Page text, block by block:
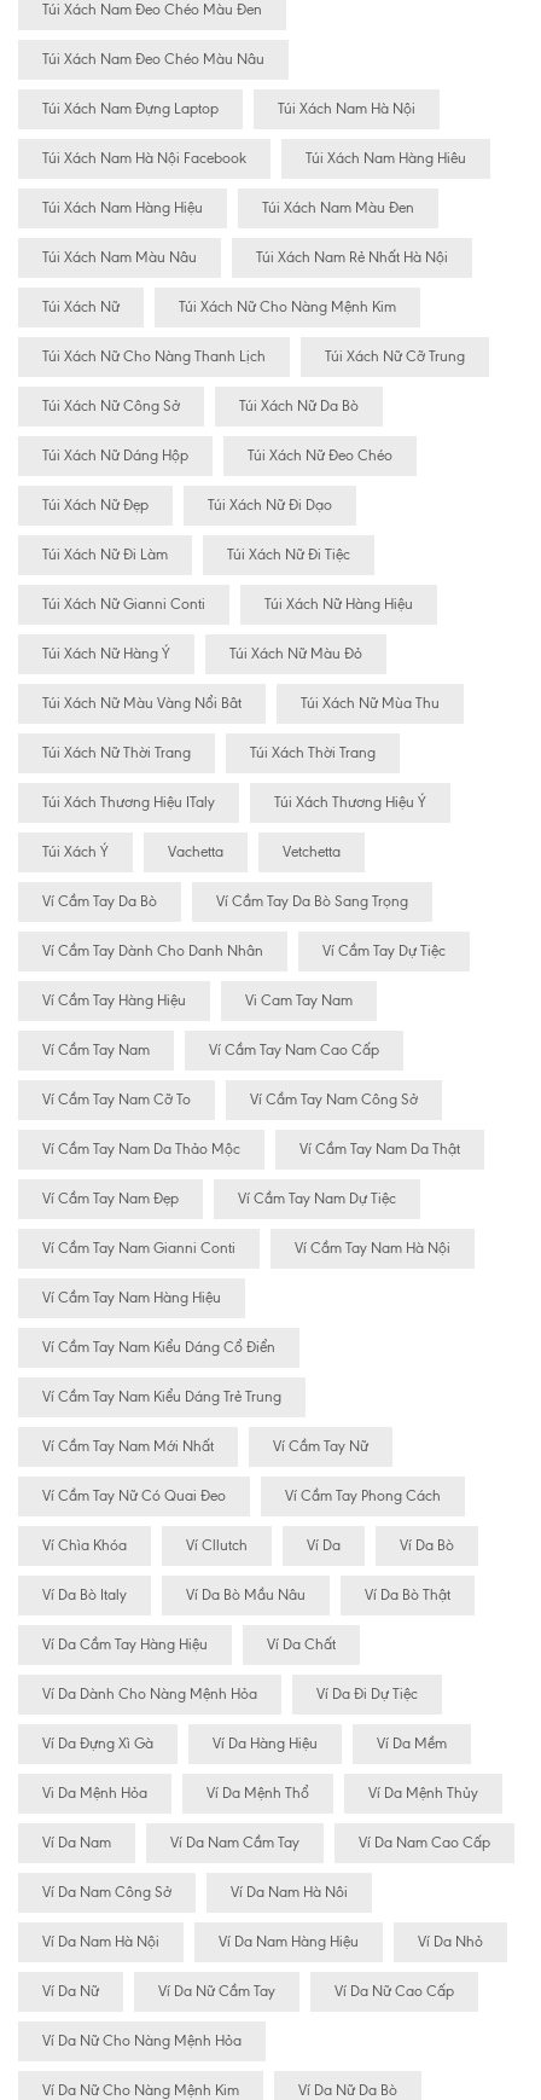
Túi Xách Nam Đeo Chéo Màu Đen
Túi Xách Nam Đeo Chéo Màu Nâu
Túi Xách Nam Đựng Laptop Túi Xách Nam Hà Nội
Túi Xách Nam Hà Nội Facebook Túi Xách Nam Hàng Hiêu
Túi Xách Nam Hàng Hiệu Túi Xách Nam Màu Đen
Túi Xách Nam Màu Nâu Túi Xách Nam Rẻ Nhất Hà Nội
Túi Xách Nữ Túi Xách Nữ Cho Nàng Mệnh Kim
Túi Xách Nữ Cho Nàng Thanh Lịch Túi Xách Nữ Cỡ Trung
Túi Xách Nữ Công Sở Túi Xách Nữ Da Bò
Túi Xách Nữ Dáng Hộp Túi Xách Nữ Đeo Chéo
Túi Xách Nữ Đẹp Túi Xách Nữ Đi Dạo
Túi Xách Nữ Đi Làm Túi Xách Nữ Đi Tiệc
Túi Xách Nữ Gianni Conti Túi Xách Nữ Hàng Hiệu
Túi Xách Nữ Hàng Ý Túi Xách Nữ Màu Đỏ
Túi Xách Nữ Màu Vàng Nổi Bât Túi Xách Nữ Mùa Thu
Túi Xách Nữ Thời Trang Túi Xách Thời Trang
Túi Xách Thương Hiệu ITaly Túi Xách Thương Hiệu Ý
Túi Xách Ý Vachetta Vetchetta
Ví Cầm Tay Da Bò Ví Cầm Tay Da Bò Sang Trọng
Ví Cầm Tay Dành Cho Danh Nhân Ví Cầm Tay Dự Tiệc
Ví Cầm Tay Hàng Hiệu Vi Cam Tay Nam
Ví Cầm Tay Nam Ví Cầm Tay Nam Cao Cấp
Ví Cầm Tay Nam Cỡ To Ví Cầm Tay Nam Công Sở
Ví Cầm Tay Nam Da Thảo Mộc Ví Cầm Tay Nam Da Thật
Ví Cầm Tay Nam Đẹp Ví Cầm Tay Nam Dự Tiệc
Ví Cầm Tay Nam Gianni Conti Ví Cầm Tay Nam Hà Nội
Ví Cầm Tay Nam Hàng Hiệu
Ví Cầm Tay Nam Kiểu Dáng Cổ Điển
Ví Cầm Tay Nam Kiểu Dáng Trẻ Trung
Ví Cầm Tay Nam Mới Nhất Ví Cầm Tay Nữ
Ví Cầm Tay Nữ Có Quai Đeo Ví Cầm Tay Phong Cách
Ví Chìa Khóa Ví Cllutch Ví Da Ví Da Bò
Ví Da Bò Italy Ví Da Bò Mầu Nâu Ví Da Bò Thật
Ví Da Cầm Tay Hàng Hiệu Ví Da Chất
Ví Da Dành Cho Nàng Mệnh Hỏa Ví Da Đi Dự Tiệc
Ví Da Đựng Xì Gà Ví Da Hàng Hiệu Ví Da Mềm
Vi Da Mệnh Hỏa Ví Da Mệnh Thổ Ví Da Mệnh Thủy
Ví Da Nam Ví Da Nam Cầm Tay Ví Da Nam Cao Cấp
Ví Da Nam Công Sở Ví Da Nam Hà Nôi
Ví Da Nam Hà Nội Ví Da Nam Hàng Hiệu Ví Da Nhỏ
Ví Da Nữ Ví Da Nữ Cầm Tay Ví Da Nữ Cao Cấp
Ví Da Nữ Cho Nàng Mệnh Hỏa
Ví Da Nữ Cho Nàng Mệnh Kim Ví Da Nữ Da Bò